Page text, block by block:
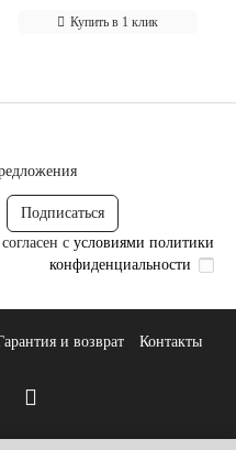
Купить в 1 клик
Подписаться
с условиями политики
конфиденциальности
и возврат Контакты